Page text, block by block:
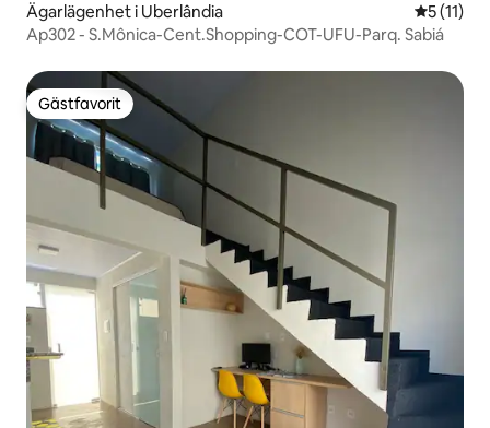
Ägarlägenhet i Uberlândia 5 av 5 i
5 (11)
Ap302 - S.Mônica-Cent.Shopping-COT-UFU-Parq. Sabiá
Gästfavorit
Gästfavorit